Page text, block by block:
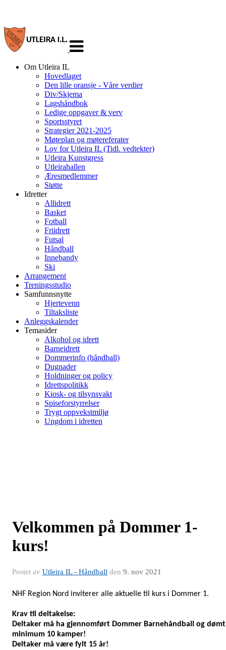
navigasjon
Om Utleira IL
Hovedlaget
Den lille oransje - Våre verdier
Div/Skjema
Lagshåndbok
Ledige oppgaver & verv
Sportsstyret
Strategier 2021-2025
Møteplan og møtereferater
Lov for Utleira IL (Tidl. vedtekter)
Utleira Kunstgress
Utleirahallen
Æresmedlemmer
Støtte
Idretter
Allidrett
Basket
Fotball
Friidrett
Futsal
Håndball
Innebandy
Ski
Arrangement
Treningsstudio
Samfunnsnytte
Hjertevenn
Tiltaksliste
Anleggskalender
Temasider
Alkohol og idrett
Barneidrett
Dommerinfo (håndball)
Dugnader
Holdninger og policy
Idrettspolitikk
Kiosk- og tilsynsvakt
Spiseforstyrrelser
Trygt oppvekstmiljø
Ungdom i idretten
Velkommen på Dommer 1-
kurs!
Postet av Utleira IL - Håndball den 9. nov 2021
NHF Region Nord inviterer alle aktuelle til kurs i Dommer 1.
Krav til deltakelse:
Deltaker må ha gjennomført Dommer Barnehåndball og dømt
minimum 10 kamper!
Deltaker må være fylt 15 år!